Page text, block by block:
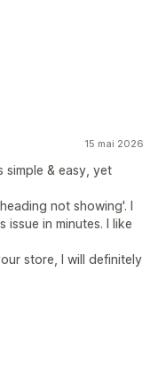
15 mai 2026
simple & easy, yet
not showing'. I
in minutes. I like
store, I will definitely